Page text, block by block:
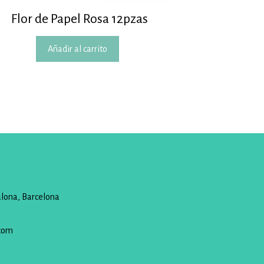
Flor de Papel Rosa 12pzas
Añadir al carrito
Barcelona